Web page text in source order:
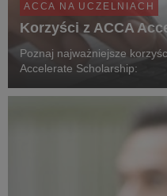
ACCA NA UCZELNIACH
Korzyści z ACCA
Poznaj najważniejsze
Accelerate Scholarship: